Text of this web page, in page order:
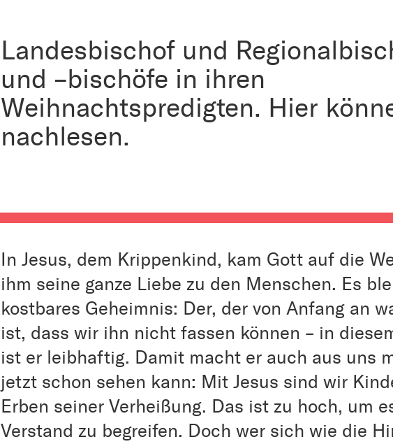
Landesbischof und
und –bischöfe in ihren
Weihnachtspredigten. Hier
nachlesen.
In Jesus, dem Krippenkind, kam Gott auf die
ihm seine ganze Liebe zu den Menschen. Es
kostbares Geheimnis: Der, der von Anfang an
ist, dass wir ihn nicht fassen können – in
ist er leibhaftig. Damit macht er auch aus uns
jetzt schon sehen kann: Mit Jesus sind wir
Erben seiner Verheißung. Das ist zu hoch, um
Verstand zu begreifen. Doch wer sich wie die